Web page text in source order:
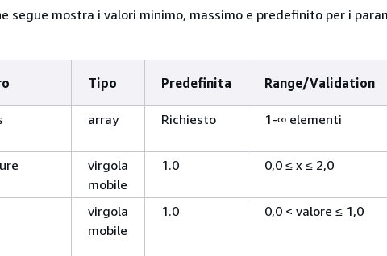
segue mostra i valori minimo, massimo e predefinito per i
Tipo Predefinita Range/Validation
array Richiesto 1-∞ elementi
virgola
mobile
1.0 0,0 ≤ x ≤ 2,0
virgola
mobile
1.0 0,0 < valore ≤ 1,0